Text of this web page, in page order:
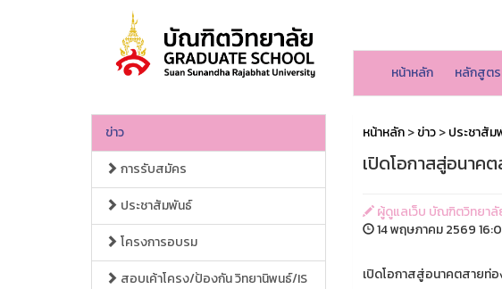
หน้าหลัก หลักสูต
ข่าว
การรับสมัคร
ประชาสัมพันธ์
โครงการอบรม
สอบเค้าโครง/ป้องกัน วิทยานิพนธ์/IS
หน้าหลัก>ข่าว>ประชาสัม
เปิดโอกาสสู่อนาค
ผู้ดูแลเว็บ บัณฑิตวิทยาลั
14 พฤษภาคม 2569
เปิดโอกาสสู่อนาคตสายท่